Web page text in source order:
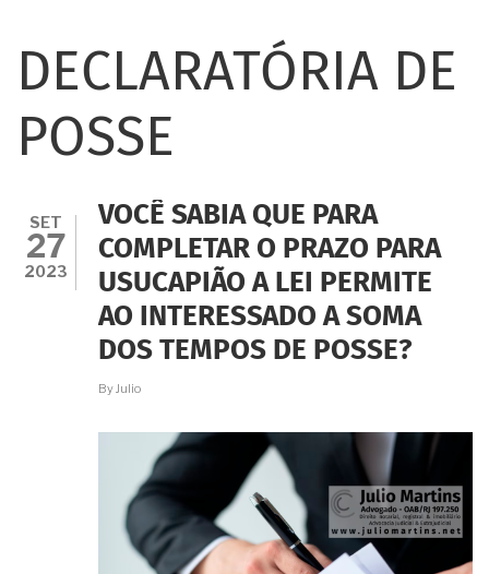
DECLARATÓRIA DE
POSSE
SET
27
2023
VOCÊ SABIA QUE PARA
COMPLETAR O PRAZO PARA
USUCAPIÃO A LEI PERMITE
AO INTERESSADO A SOMA
DOS TEMPOS DE POSSE?
By Julio